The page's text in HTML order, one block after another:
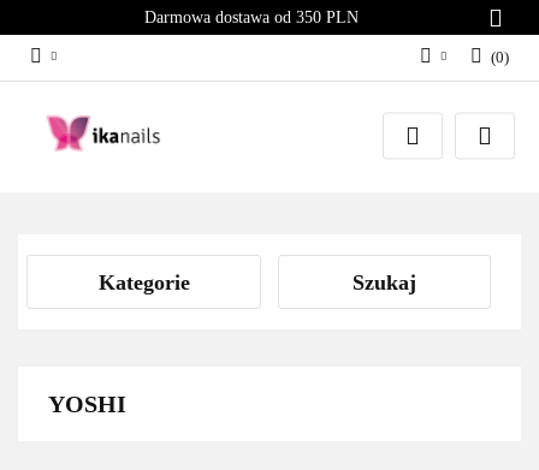
Darmowa dostawa od 350 PLN
Zaloguj się
Załóż konto
(0)
Kategorie Szukaj
YOSHI